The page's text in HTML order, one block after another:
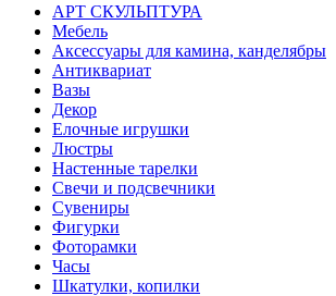
АРТ СКУЛЬПТУРА
Мебель
Аксессуары для камина, канделябры
Антиквариат
Вазы
Декор
Елочные игрушки
Люстры
Настенные тарелки
Свечи и подсвечники
Сувениры
Фигурки
Фоторамки
Часы
Шкатулки, копилки